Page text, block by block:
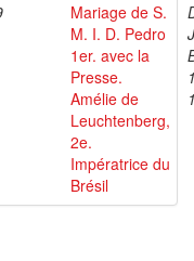
Mariage de S.
M. I. D. Pedro
1er. avec la
Presse.
Amélie de
Leuchtenberg,
2e.
Impératrice du
Brésil